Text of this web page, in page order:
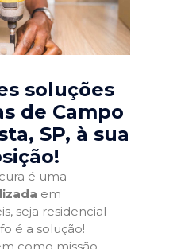
soluções
de Campo
SP, à sua
é uma
em
seja residencial
é a solução!